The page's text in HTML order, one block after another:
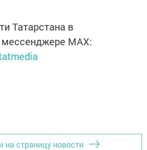
Татарстана в
MАХ:
на страницу новости